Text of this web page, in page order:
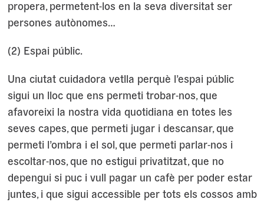
propera, permetent-los en la seva diversitat ser
persones autònomes…
(2) Espai públic.
Una ciutat cuidadora vetlla perquè l’espai públic
sigui un lloc que ens permeti trobar-nos, que
afavoreixi la nostra vida quotidiana en totes les
seves capes, que permeti jugar i descansar, que
permeti l’ombra i el sol, que permeti parlar-nos i
escoltar-nos, que no estigui privatitzat, que no
depengui si puc i vull pagar un cafè per poder estar
juntes, i que sigui accessible per tots els cossos amb